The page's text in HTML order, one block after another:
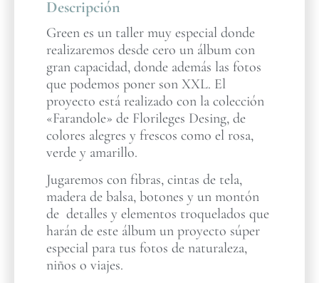
Descripción
Green es un taller muy especial donde
realizaremos desde cero un álbum con
gran capacidad, donde además las fotos
que podemos poner son XXL. El
proyecto está realizado con la colección
«Farandole» de Florileges Desing, de
colores alegres y frescos como el rosa,
verde y amarillo.
Jugaremos con fibras, cintas de tela,
madera de balsa, botones y un montón
de detalles y elementos troquelados que
harán de este álbum un proyecto súper
especial para tus fotos de naturaleza,
niños o viajes.